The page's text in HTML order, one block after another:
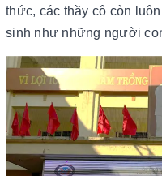
thức, các thầy cô còn
sinh như những người